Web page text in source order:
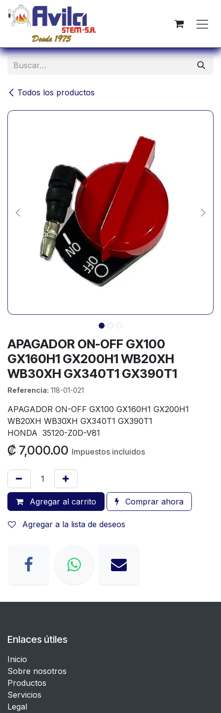
Ir al contenido
Todos los productos
APAGADOR ON-OFF GX100
GX160H1 GX200H1 WB20XH
WB30XH GX340T1 GX390T1
Referencia: 118-01-021
APAGADOR ON-OFF GX100 GX160H1 GX200H1
WB20XH WB30XH GX340T1 GX390T1
HONDA 35120-Z0D-V81
₡ 7,000.00 Impuestos incluidos
Agregar al carrito Comprar ahora
Agregar a la lista de deseos
Enlaces útiles
Inicio
Sobre nosotros
Productos
Servicios
Legal